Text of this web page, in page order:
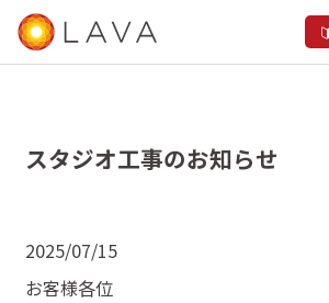
スタジオ工事のお知らせ
2025/07/15
お客様各位